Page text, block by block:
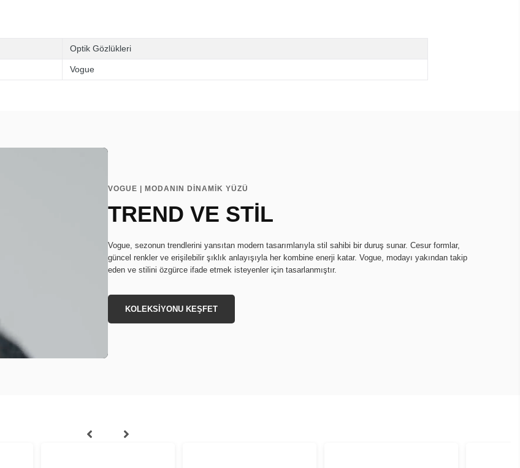
Optik Gözlükleri
Vogue
VOGUE | MODANIN DİNAMİK YÜZÜ
TREND VE STİL
Vogue, sezonun trendlerini yansıtan modern tasarımlarıyla stil sahibi bir duruş sunar. Cesur formlar,
güncel renkler ve erişilebilir şıklık anlayışıyla her kombine enerji katar. Vogue, modayı yakından takip
eden ve stilini özgürce ifade etmek isteyenler için tasarlanmıştır.
KOLEKSİYONU KEŞFET